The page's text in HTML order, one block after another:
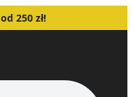
250 zł!